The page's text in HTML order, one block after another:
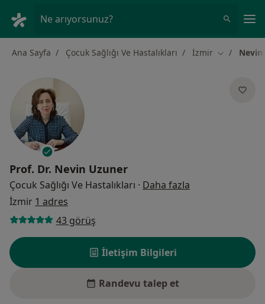
Ne arıyorsunuz?
Ana Sayfa Çocuk Sağlığı Ve Hastalıkları İzmir ŞehirNevin
Prof. Dr. Nevin Uzuner
Çocuk Sağlığı Ve Hastalıkları · Daha fazla
İzmir 1 adres
43 görüş
İletişim Bilgileri
Randevu talep et